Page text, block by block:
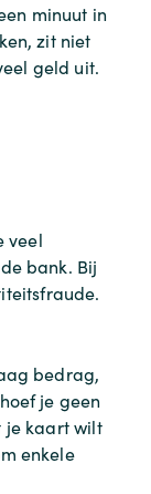
minuut in
zit niet
geld uit.
veel
bank. Bij
bedrag,
je geen
je kaart wilt
enkele